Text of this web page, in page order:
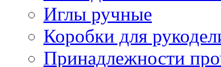
Иглы ручные
Коробки для
Принадлежности